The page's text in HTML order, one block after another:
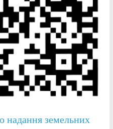
надання земельних